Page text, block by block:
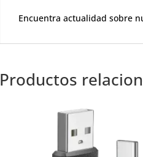
Encuentra actualidad sobre
Productos